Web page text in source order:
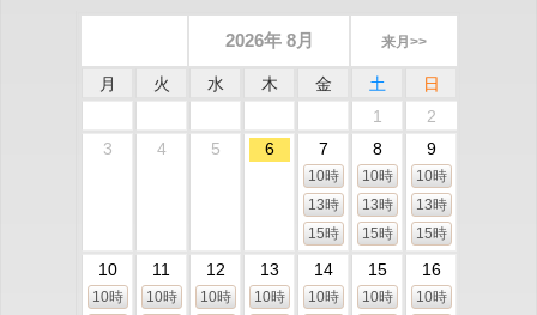
2026年 8月 来月>>
月 火 水 木 金 土
日
1
2
3
4 5 6 7
10時
13時
15時
8
10時
13時
15時
9
10時
13時
15時
10
10時
11
10時
12
10時
13
10時
14
10時
15
10時
16
10時